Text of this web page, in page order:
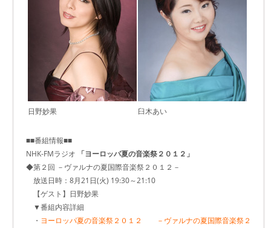
日野妙果 臼木あい
■■番組情報■■
NHK-FMラジオ
「ヨーロッパ夏の音楽祭２０１２」
◆第２回 －ヴァルナの夏国際音楽祭２０１２－
放送日時：8月21日(火) 19:30～21:10
【ゲスト】日野妙果
▼番組内容詳細
・ ヨーロッパ夏の音楽祭２０１２ －ヴァルナの夏国際音楽祭２